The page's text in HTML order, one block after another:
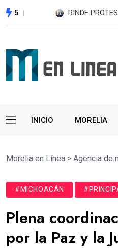
5 Michoacán
INICIO MORELIA
Morelia en Línea > Agencia de
#MICHOACÁN
Plena
por la Paz y la